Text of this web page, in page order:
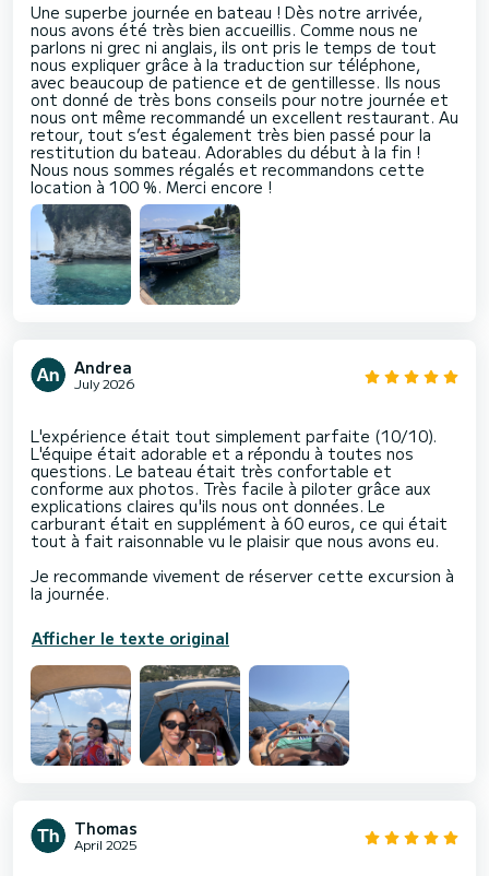
Une superbe journée en bateau ! Dès notre arrivée,
nous avons été très bien accueillis. Comme nous ne
parlons ni grec ni anglais, ils ont pris le temps de tout
nous expliquer grâce à la traduction sur téléphone,
avec beaucoup de patience et de gentillesse. Ils nous
ont donné de très bons conseils pour notre journée et
nous ont même recommandé un excellent restaurant. Au
retour, tout s’est également très bien passé pour la
restitution du bateau. Adorables du début à la fin !
Nous nous sommes régalés et recommandons cette
location à 100 %. Merci encore !
Andrea
July 2026
L'expérience était tout simplement parfaite (10/10).
L'équipe était adorable et a répondu à toutes nos
questions. Le bateau était très confortable et
conforme aux photos. Très facile à piloter grâce aux
explications claires qu'ils nous ont données. Le
carburant était en supplément à 60 euros, ce qui était
tout à fait raisonnable vu le plaisir que nous avons eu.
Je recommande vivement de réserver cette excursion à
Afficher le texte original
Thomas
April 2025